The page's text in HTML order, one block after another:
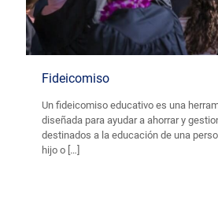
Fideicomiso
Un fideicomiso educativo es una
diseñada para ayudar a ahorrar y
destinados a la educación de una
hijo o […]